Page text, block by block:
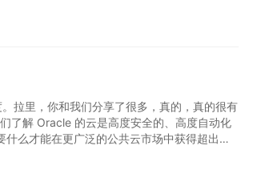
19.45亿元。 蓝筹股方面，万洲国际(0028
拉里，你和我们分享了很多，真的，真的很有
了解 Oracle 的云是高度安全的、高度自动化
么才能在更广泛的公共云市场中获得超出其
比如与印度的 Airtel、西非的 Orange、新加